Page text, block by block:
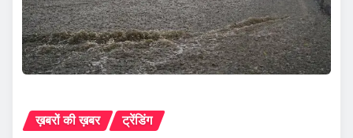
ख़बरों की ख़बर ट्रेंडिंग